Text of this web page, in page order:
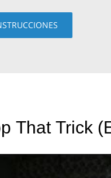
That Trick